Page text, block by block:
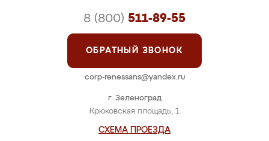
г. Зеленоград
Крюковская площадь, 1
СХЕМА ПРОЕЗДА
8 (800) 511-89-55
ОБРАТНЫЙ ЗВОНОК
corp-renessans@yandex.ru